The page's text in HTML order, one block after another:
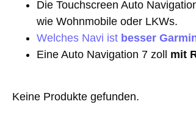
Die Touchscreen Auto
wie Wohnmobile oder LKWs.
Welches Navi ist besser
Eine Auto Navigation 7 zoll mit
Keine Produkte gefunden.